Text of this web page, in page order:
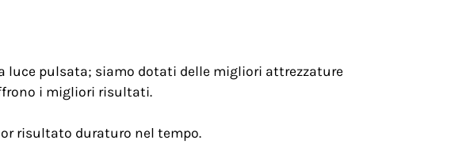
luce pulsata; siamo dotati delle migliori attrezzature
i migliori risultati.
risultato duraturo nel tempo.